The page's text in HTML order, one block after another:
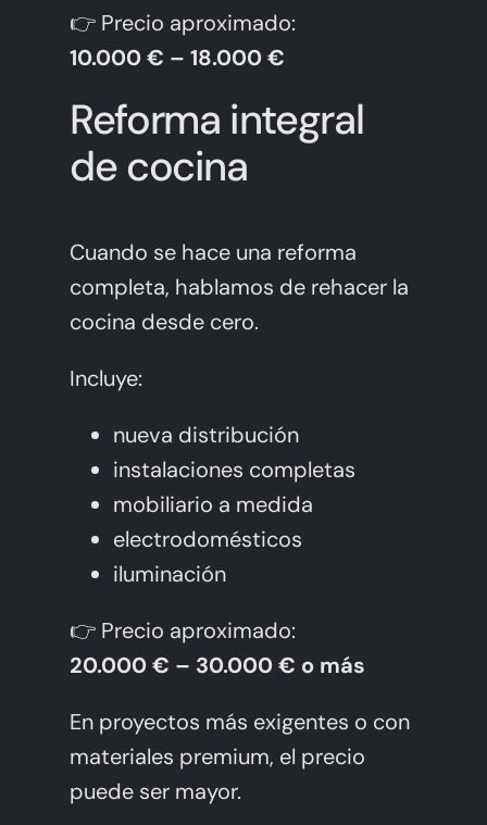
👉 Precio aproximado:
10.000 € – 18.000 €
Reforma integral
de cocina
Cuando se hace una reforma
completa, hablamos de rehacer la
cocina desde cero.
Incluye:
nueva distribución
instalaciones completas
mobiliario a medida
electrodomésticos
iluminación
👉 Precio aproximado:
20.000 € – 30.000 € o más
En proyectos más exigentes o con
materiales premium, el precio
puede ser mayor.